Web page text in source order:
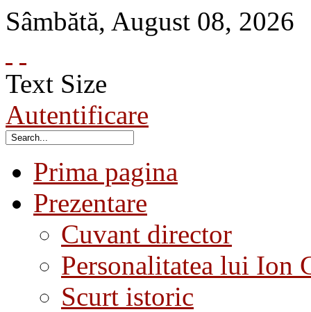
Sâmbătă, August 08, 2026
Text Size
Autentificare
Prima pagina
Prezentare
Cuvant director
Personalitatea lui Ion
Scurt istoric